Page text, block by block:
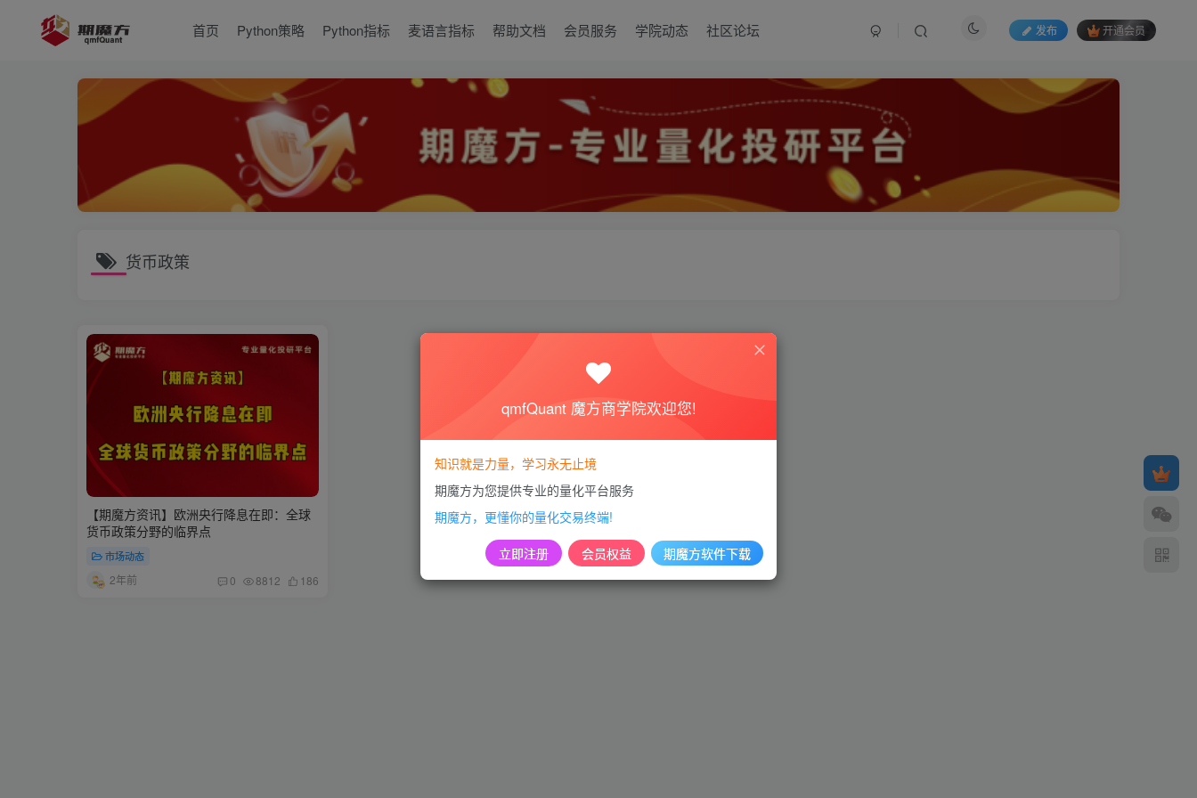
首页 Python策略 Python指标 麦语言指标 帮助文档 会员服务 学院动态 社区论坛 发布 开通会员
货币政策
【期魔方资讯】欧洲央行降息在即：全球
货币政策分野的临界点
市场动态
2年前 0 8812 186
qmfQuant 魔方商学院欢迎您!
知识就是力量，学习永无止境
期魔方为您提供专业的量化平台服务
期魔方，更懂你的量化交易终端!
立即注册 会员权益 期魔方软件下载